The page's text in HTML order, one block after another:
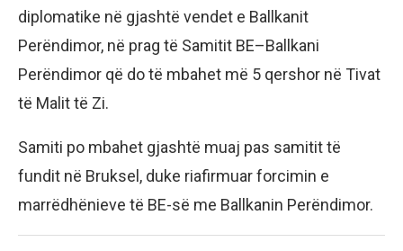
diplomatike në gjashtë vendet e Ballkanit
Perëndimor, në prag të Samitit BE–Ballkani
Perëndimor që do të mbahet më 5 qershor në Tivat
të Malit të Zi.
Samiti po mbahet gjashtë muaj pas samitit të
fundit në Bruksel, duke riafirmuar forcimin e
marrëdhënieve të BE-së me Ballkanin Perëndimor.